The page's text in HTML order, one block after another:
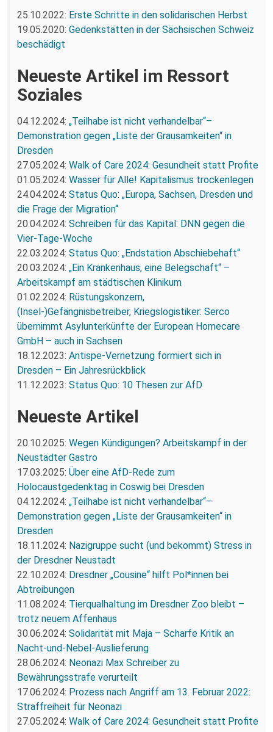
25.10.2022: Erste Schritte in den solidarischen Herbst
19.05.2020: Gedenkstätten in der Sächsischen Schweiz
beschädigt
Neueste Artikel im Ressort
Soziales
04.12.2024: „Teilhabe ist nicht verhandelbar“–
Demonstration gegen „Liste der Grausamkeiten“ in
Dresden
27.05.2024: Walk of Care 2024: Gesundheit statt Profite
01.05.2024: Wasser für Alle! Kapitalismus trockenlegen
24.04.2024: Status Quo: „Europa, Sachsen, Dresden und
die Frage der Migration“
20.04.2024: Schreiben für das Kapital: DNN gegen die
Vier-Tage-Woche
22.03.2024: Status Quo: „Endstation Abschiebehaft“
20.03.2024: „Ein Krankenhaus, eine Belegschaft“ –
Arbeitskampf am städtischen Klinikum
01.02.2024: Rüstungskonzern,
(Insel-)Gefängnisbetreiber, Kriegslogistiker: Serco
übernimmt Asylunterkünfte der European Homecare
GmbH – auch in Sachsen
18.12.2023: Antispe-Vernetzung formiert sich in
Dresden – Ein Jahresrückblick
11.12.2023: Status Quo: 10 Thesen zur AfD
Neueste Artikel
20.10.2025: Wegen Kündigungen? Arbeitskampf in der
Neustädter Gastro
17.03.2025: Über eine AfD-Rede zum
Holocaustgedenktag in Coswig bei Dresden
04.12.2024: „Teilhabe ist nicht verhandelbar“–
Demonstration gegen „Liste der Grausamkeiten“ in
Dresden
18.11.2024: Nazigruppe sucht (und bekommt) Stress in
der Dresdner Neustadt
22.10.2024: Dresdner „Cousine“ hilft Pol*innen bei
Abtreibungen
11.08.2024: Tierqualhaltung im Dresdner Zoo bleibt –
trotz neuem Affenhaus
30.06.2024: Solidarität mit Maja – Scharfe Kritik an
Nacht-und-Nebel-Auslieferung
28.06.2024: Neonazi Max Schreiber zu
Bewährungsstrafe verurteilt
17.06.2024: Prozess nach Angriff am 13. Februar 2022:
Straffreiheit für Neonazi
27.05.2024: Walk of Care 2024: Gesundheit statt Profite